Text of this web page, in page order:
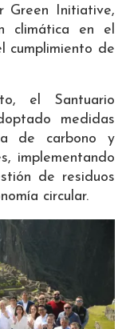
Green Initiative,
climática en el
cumplimiento de
el Santuario
medidas
de carbono y
implementando
de residuos
circular.